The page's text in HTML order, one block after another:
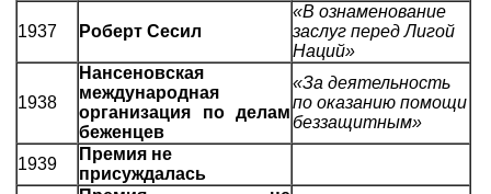
1937 Роберт Сесил
«В ознаменование
заслуг перед Лигой
Наций»
1938
Нансеновская
международная
организация по делам
беженцев
«За деятельность
по оказанию помощи
беззащитным»
1939
Премия не
присуждалась